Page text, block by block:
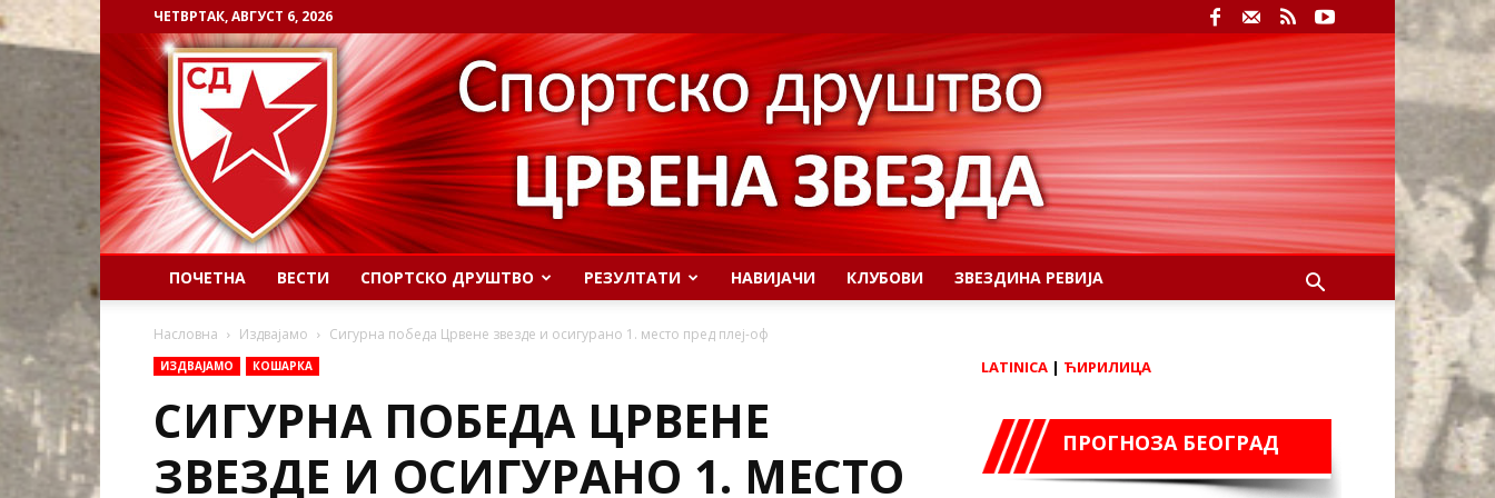
ЧЕТВРТАК, АВГУСТ 6, 2026
ПОЧЕТНА ВЕСТИ СПОРТСКО ДРУШТВО РЕЗУЛТАТИ НАВИЈАЧИ КЛУБОВИ ЗВЕЗДИНА РЕВИЈА
Насловна Издвајамо Сигурна победа Црвене звезде и осигурано 1. место пред плеј-оф
ИЗДВАЈАМО КОШАРКА
СИГУРНА ПОБЕДА ЦРВЕНЕ
ЗВЕЗДЕ И ОСИГУРАНО 1. МЕСТО
LATINICA | ЋИРИЛИЦА
ПРОГНОЗА БЕОГРАД